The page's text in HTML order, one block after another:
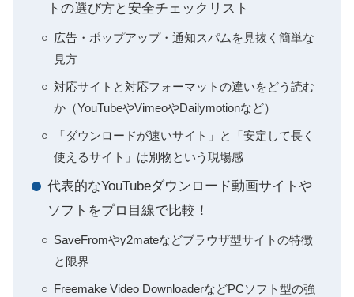
トの選び方と安全チェックリスト
広告・ポップアップ・通知スパムを見抜く簡単な
見方
対応サイトと対応フォーマットの違いをどう読む
か（YouTubeやVimeoやDailymotionなど）
「ダウンロードが速いサイト」と「安定して長く
使えるサイト」は別物という現場感
代表的なYouTubeダウンロード動画サイトや
ソフトをプロ目線で比較！
SaveFromやy2mateなどブラウザ型サイトの特徴
と限界
Freemake Video DownloaderなどPCソフト型の強